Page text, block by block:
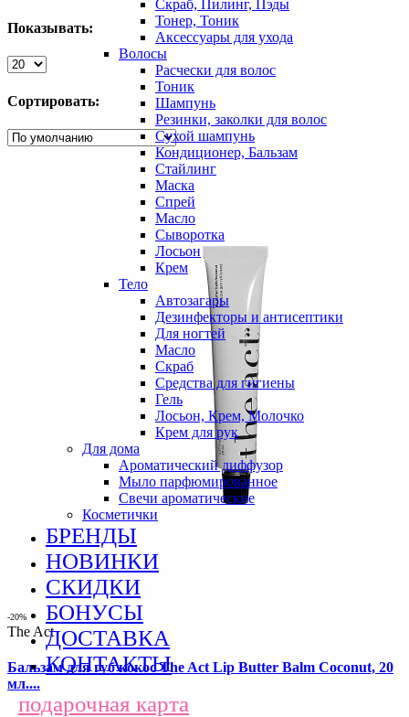
Скраб, Пилинг, Пэды
Тонер, Тоник
Аксессуары для ухода
Волосы
Расчески для волос
Тоник
Шампунь
Резинки, заколки для волос
Сухой шампунь
Кондиционер, Бальзам
Стайлинг
Маска
Спрей
Масло
Сыворотка
Лосьон
Крем
Тело
Автозагары
Дезинфекторы и антисептики
Для ногтей
Масло
Скраб
Средства для гигиены
Гель
Лосьон, Крем, Молочко
Крем для рук
Для дома
Ароматический диффузор
Мыло парфюмированное
Свечи ароматические
Косметички
БРЕНДЫ
НОВИНКИ
СКИДКИ
БОНУСЫ
ДОСТАВКА
КОНТАКТЫ
подарочная карта
Показывать:
Сортировать:
-20%
The Act
Бальзам для губ кокос The Act Lip Butter Balm Coconut, 20
мл....